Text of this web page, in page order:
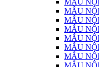
MẪU
MẪU
MẪU
MẪU
MẪU
MẪU
MẪU
MẪU